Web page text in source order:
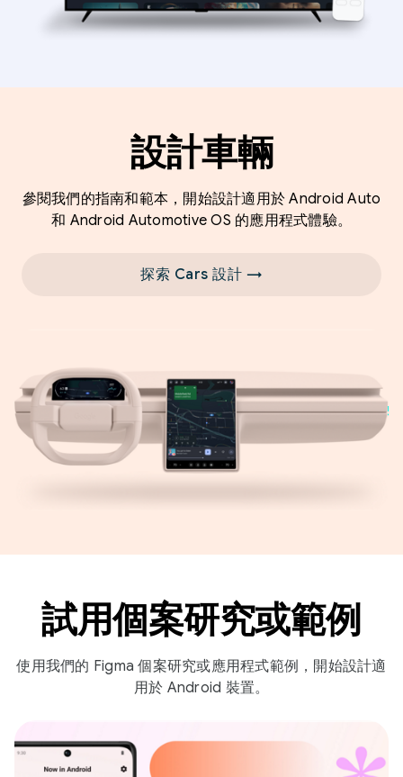
設計車輛
參閱我們的指南和範本，開始設計適用於 Android Auto
和 Android Automotive OS 的應用程式體驗。
探索 Cars 設計 →
試用個案研究或範例
使用我們的 Figma 個案研究或應用程式範例，開始設計適
用於 Android 裝置。